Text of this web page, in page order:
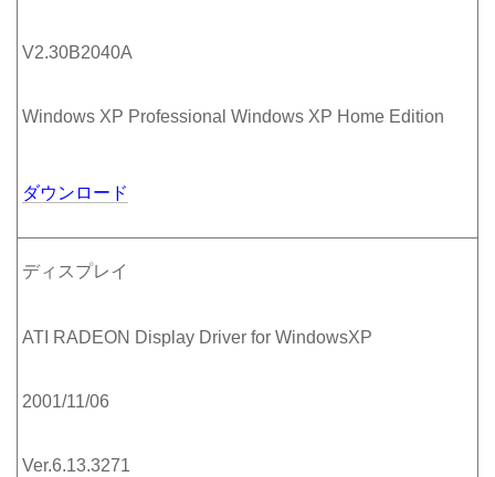
V2.30B2040A
Windows XP Professional Windows XP Home Edition
ダウンロード
ディスプレイ
ATI RADEON Display Driver for WindowsXP
2001/11/06
Ver.6.13.3271